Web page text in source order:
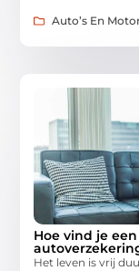
Auto’s En
Hoe vind je
Het leven is vrij